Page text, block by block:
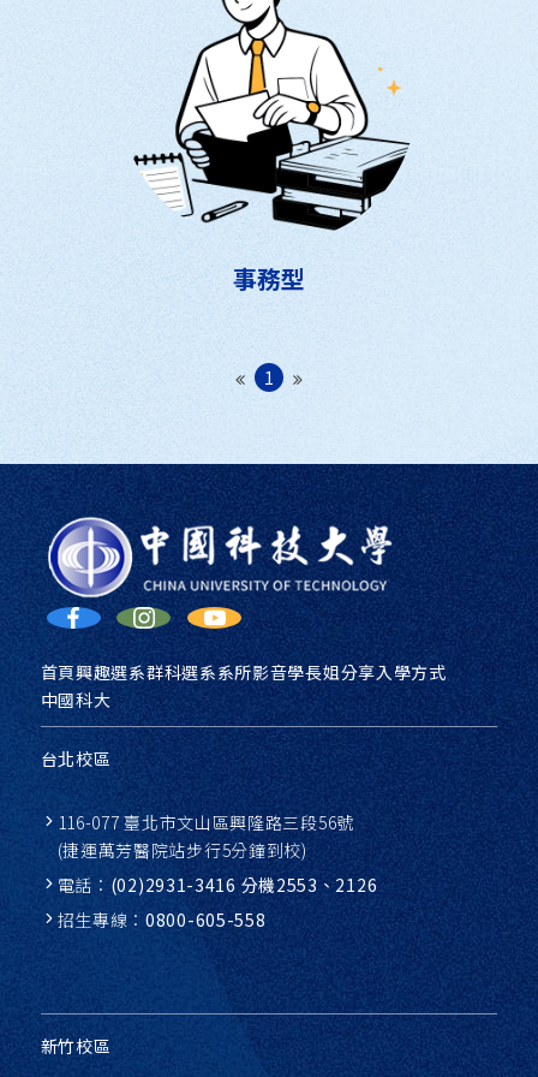
事務型
1
首頁興趣選系群科選系系所影音學長姐分享入學方式
中國科大
台北校區
116-077 臺北市文山區興隆路三段56號
(捷運萬芳醫院站步行5分鐘到校)
電話： (02)2931-3416 分機2553、2126
招生專線：0800-605-558
新竹校區